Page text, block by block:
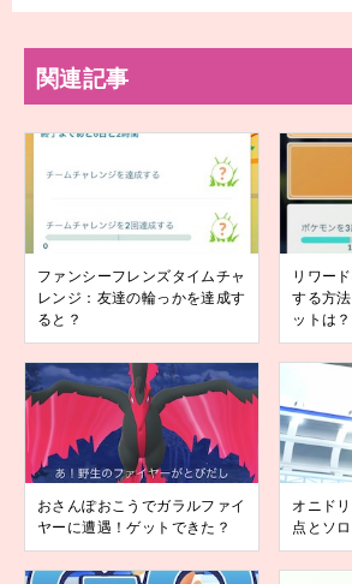
関連記事
ファンシーフレンズタイムチャ
レンジ：友達の輪っかを達成す
ると？
リワー
する方
ットは？
おさんぽおこうでガラルファイ
ヤーに遭遇！ゲットできた？
オニド
点とソ